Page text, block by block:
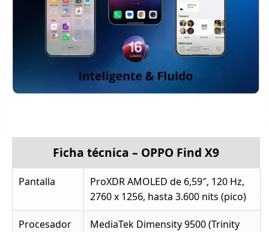
Ficha técnica – OPPO Find X9
Pantalla
ProXDR AMOLED de 6,59″, 120 Hz,
2760 x 1256, hasta 3.600 nits (pico)
Procesador
MediaTek Dimensity 9500 (Trinity